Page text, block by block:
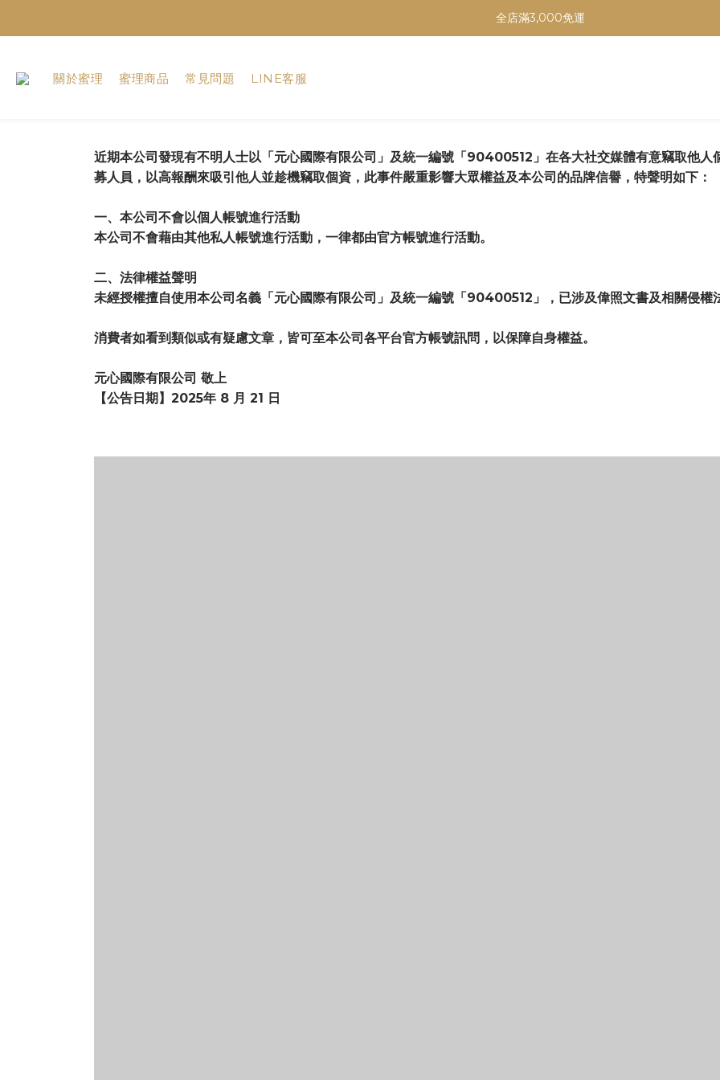
全店滿3,000免運
關於蜜理 蜜理商品 常見問題 LINE客服
近期本公司發現有不明人士以「元心國際有限公司」及統一編號「90400512」在各大社交媒體有意竊取他人
募人員，以高報酬來吸引他人並趁機竊取個資，此事件嚴重影響大眾權益及本公司的品牌信譽，特聲明如下：
一、本公司不會以個人帳號進行活動
本公司不會藉由其他私人帳號進行活動，一律都由官方帳號進行活動。
二、法律權益聲明
未經授權擅自使用本公司名義「元心國際有限公司」及統一編號「90400512」，已涉及偉照文書及相關侵權
消費者如看到類似或有疑慮文章，皆可至本公司各平台官方帳號訊問，以保障自身權益。
元心國際有限公司 敬上
【公告日期】2025年 8 月 21 日